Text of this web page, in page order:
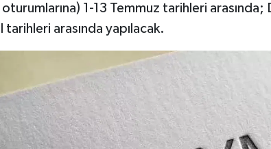
1-13 Temmuz tarihleri arasında;
tarihleri arasında yapılacak.